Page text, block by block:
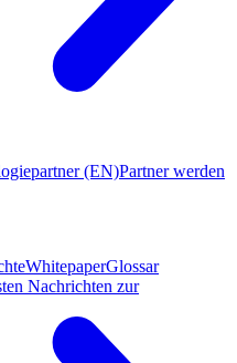
(EN)Partner werden
WhitepaperGlossar
Nachrichten zur